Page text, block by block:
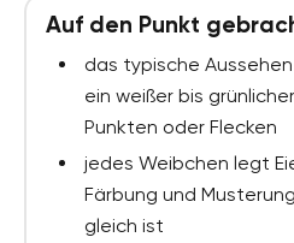
Auf den Punkt
das typische
ein weißer bis
Punkten oder Flecken
jedes Weibchen legt
Färbung und
gleich ist